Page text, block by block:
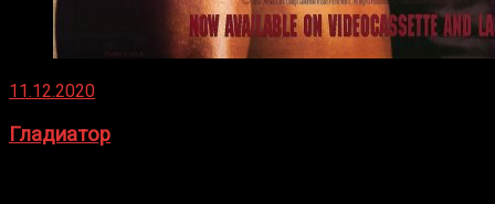
11.12.2020
Гладиатор